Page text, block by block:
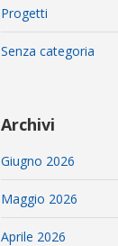
Progetti
Senza categoria
Archivi
Giugno 2026
Maggio 2026
Aprile 2026